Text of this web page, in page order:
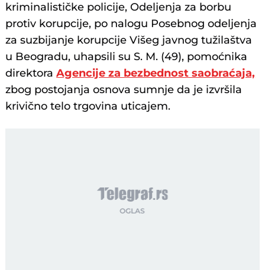
kriminalističke policije, Odeljenja za borbu
protiv korupcije, po nalogu Posebnog odeljenja
za suzbijanje korupcije Višeg javnog tužilaštva
u Beogradu, uhapsili su S. M. (49), pomoćnika
direktoraAgencije za bezbednost saobraćaja,
zbog postojanja osnova sumnje da je izvršila
krivično telo trgovina uticajem.